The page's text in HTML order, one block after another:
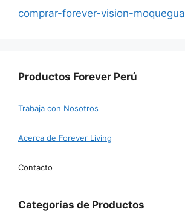
comprar-forever-vision-moquegua
Productos Forever Perú
Trabaja con Nosotros
Acerca de Forever Living
Contacto
Categorías de Productos